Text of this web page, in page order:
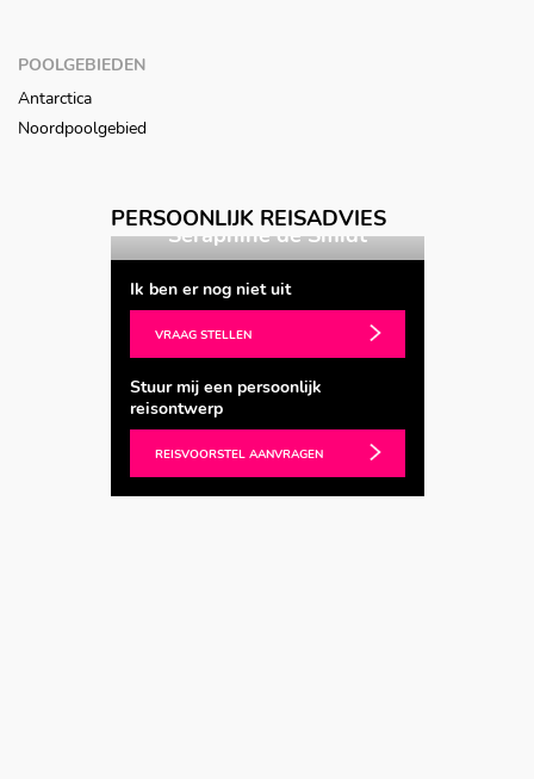
POOLGEBIEDEN
Antarctica
Noordpoolgebied
PERSOONLIJK REISADVIES
Seraphine de Smidt
Ik ben er nog niet uit
VRAAG STELLEN
Stuur mij een persoonlijk
reisontwerp
REISVOORSTEL AANVRAGEN